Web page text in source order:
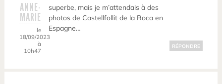
ANNE-
MARIE
le
18/09/2023
à
10h47
superbe, mais je m’attendais à des
photos de Castellfollit de la Roca en
Espagne…
RÉPONDRE